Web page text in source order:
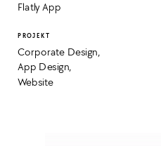
Flatly App
PROJEKT
Corporate Design,
App Design,
Website